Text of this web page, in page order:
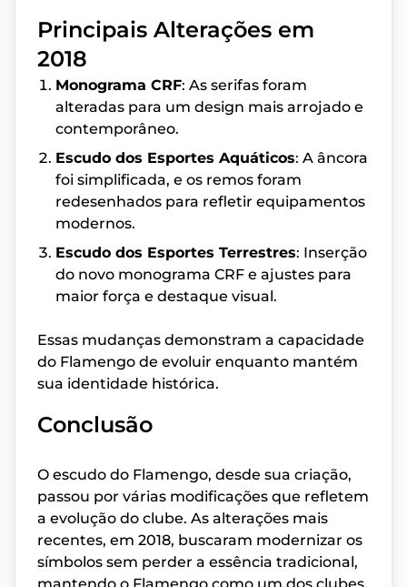
Principais Alterações em
2018
Monograma CRF: As serifas foram
alteradas para um design mais arrojado e
contemporâneo.
Escudo dos Esportes Aquáticos: A âncora
foi simplificada, e os remos foram
redesenhados para refletir equipamentos
modernos.
Escudo dos Esportes Terrestres: Inserção
do novo monograma CRF e ajustes para
maior força e destaque visual.
Essas mudanças demonstram a capacidade
do Flamengo de evoluir enquanto mantém
sua identidade histórica.
Conclusão
O escudo do Flamengo, desde sua criação,
passou por várias modificações que refletem
a evolução do clube. As alterações mais
recentes, em 2018, buscaram modernizar os
símbolos sem perder a essência tradicional,